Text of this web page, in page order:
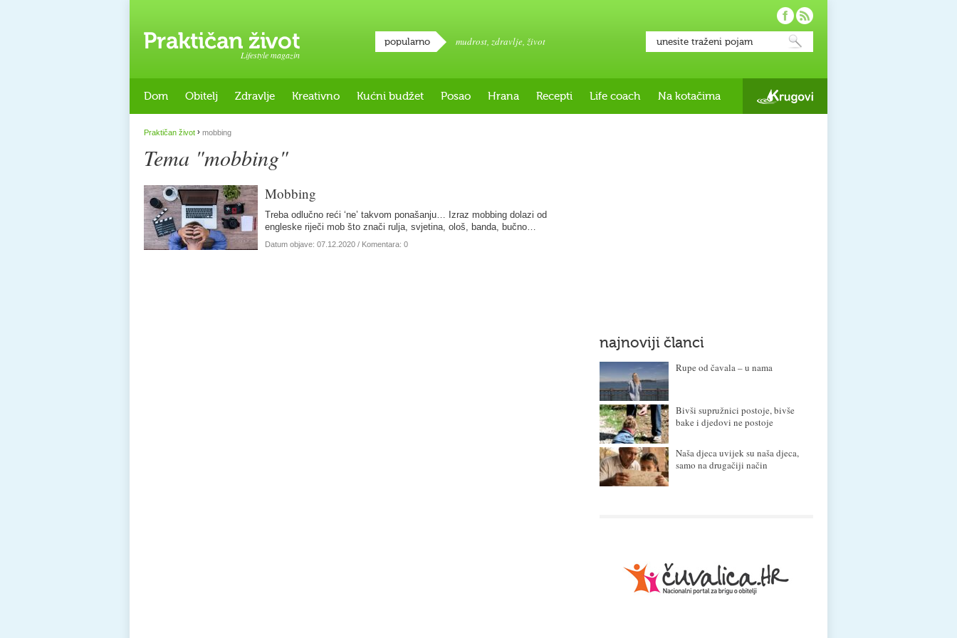
Lifestyle magazin
popularno mudrost, zdravlje, život
Dom Obitelj Zdravlje Kreativno Kućni budžet Posao Hrana Recepti Life coach Na kotačima
Praktičan život › mobbing
Tema "mobbing"
Mobbing
Treba odlučno reći ‘ne’ takvom ponašanju… Izraz mobbing dolazi od
engleske riječi mob što znači rulja, svjetina, ološ, banda, bučno…
Datum objave: 07.12.2020 / Komentara: 0
najnoviji članci
Rupe od čavala – u nama
Bivši supružnici postoje, bivše
bake i djedovi ne postoje
Naša djeca uvijek su naša djeca,
samo na drugačiji način